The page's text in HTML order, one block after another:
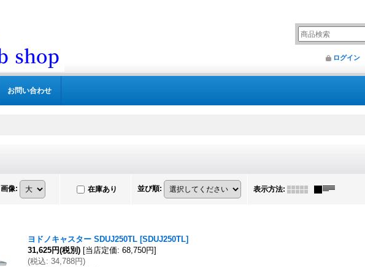
ログイン
お問い合わせ
画像: 在庫あり 並び順: 表示方法:
ヨドノキャスター SDUJ250TL [SDUJ250TL]
31,625円(税別) [当店定価: 68,750円]
(税込: 34,788円)